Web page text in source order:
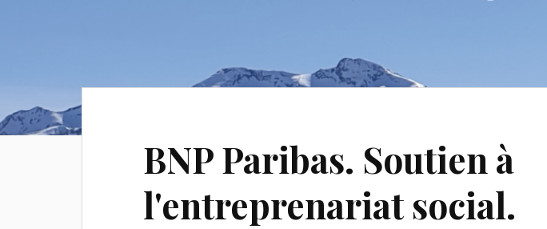
BNP Paribas. Soutien à
l'entreprenariat social.